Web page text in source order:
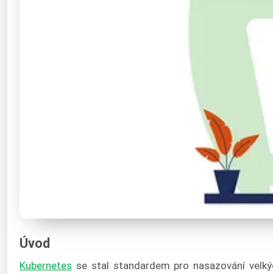
Úvod
Kubernetes se stal standardem pro nasazování